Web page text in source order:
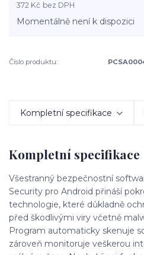
372 Kč bez DPH
Momentálně není k dispozici
Číslo produktu:
Kompletní specifikace
Kompletní specifikace
Všestranný bezpečnostní
Security pro Android přináší
technologie, které důkladně
před škodlivými viry včetně
Program automaticky skenuje
zároveň monitoruje veškerou